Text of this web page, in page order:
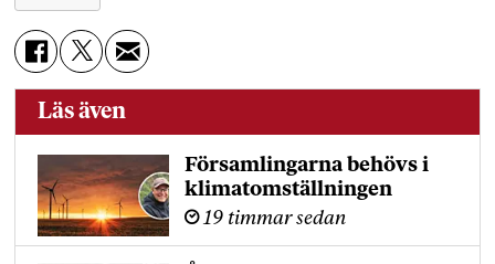
Läs även
Församlingarna behövs i
klimatomställningen
19 timmar sedan